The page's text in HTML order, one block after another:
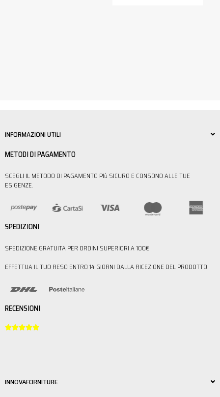
INFORMAZIONI UTILI
METODI DI PAGAMENTO
SCEGLI IL METODO DI PAGAMENTO PIù SICURO E CONSONO ALLE TUE
ESIGENZE.
SPEDIZIONI
SPEDIZIONE GRATUITA PER ORDINI SUPERIORI A 100€
EFFETTUA IL TUO RESO ENTRO 14 GIORNI DALLA RICEZIONE DEL PRODOTTO.
RECENSIONI

INNOVAFORNITURE